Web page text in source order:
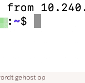
gehost op